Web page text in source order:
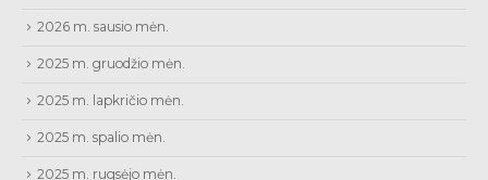
2026 m. sausio mėn.
2025 m. gruodžio mėn.
2025 m. lapkričio mėn.
2025 m. spalio mėn.
2025 m. rugsėjo mėn.